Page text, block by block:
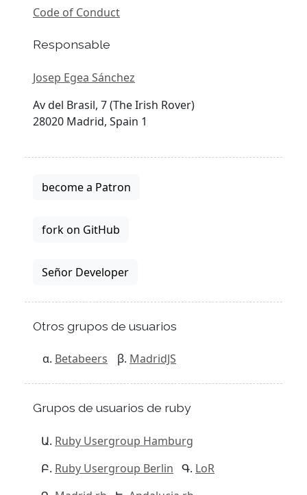
Code of Conduct
Responsable
Josep Egea Sánchez
Av del Brasil, 7 (The Irish Rover)
28020 Madrid, Spain 1
become a Patron
fork on GitHub
Señor Developer
Otros grupos de usuarios
Betabeers MadridJS
Grupos de usuarios de ruby
Ruby Usergroup Hamburg
Ruby Usergroup Berlin
LoR